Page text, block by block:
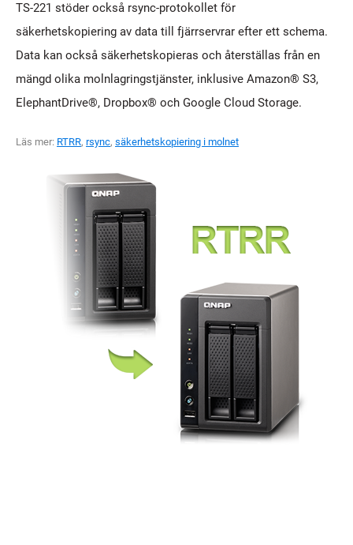
TS-221 stöder också rsync-protokollet för
säkerhetskopiering av data till fjärrservrar efter ett schema.
Data kan också säkerhetskopieras och återställas från en
mängd olika molnlagringstjänster, inklusive Amazon® S3,
ElephantDrive®, Dropbox® och Google Cloud Storage.
Läs mer: RTRR, rsync, säkerhetskopiering i molnet